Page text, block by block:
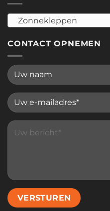
Zonnekleppen
CONTACT OPNEMEN
Please leave this field empty.